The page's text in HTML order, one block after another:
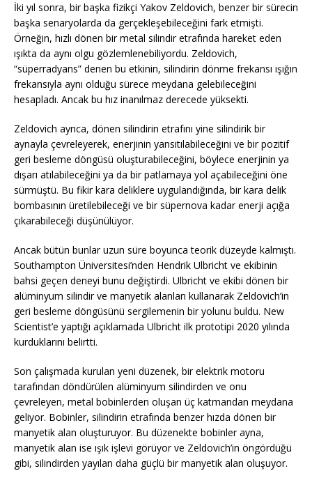
İki yıl sonra, bir başka fizikçi Yakov Zeldovich, benzer bir sürecin
başka senaryolarda da gerçekleşebileceğini fark etmişti.
Örneğin, hızlı dönen bir metal silindir etrafında hareket eden
ışıkta da aynı olgu gözlemlenebiliyordu. Zeldovich,
“süperradyans” denen bu etkinin, silindirin dönme frekansı ışığın
frekansıyla aynı olduğu sürece meydana gelebileceğini
hesapladı. Ancak bu hız inanılmaz derecede yüksekti.
Zeldovich ayrıca, dönen silindirin etrafını yine silindirik bir
aynayla çevreleyerek, enerjinin yansıtılabileceğini ve bir pozitif
geri besleme döngüsü oluşturabileceğini, böylece enerjinin ya
dışarı atılabileceğini ya da bir patlamaya yol açabileceğini öne
sürmüştü. Bu fikir kara deliklere uygulandığında, bir kara delik
bombasının üretilebileceği ve bir süpernova kadar enerji açığa
çıkarabileceği düşünülüyor.
Ancak bütün bunlar uzun süre boyunca teorik düzeyde kalmıştı.
Southampton Üniversitesi’nden Hendrik Ulbricht ve ekibinin
bahsi geçen deneyi bunu değiştirdi. Ulbricht ve ekibi dönen bir
alüminyum silindir ve manyetik alanları kullanarak Zeldovich’in
geri besleme döngüsünü sergilemenin bir yolunu buldu. New
Scientist’e yaptığı açıklamada Ulbricht ilk prototipi 2020 yılında
kurduklarını belirtti.
Son çalışmada kurulan yeni düzenek, bir elektrik motoru
tarafından döndürülen alüminyum silindirden ve onu
çevreleyen, metal bobinlerden oluşan üç katmandan meydana
geliyor. Bobinler, silindirin etrafında benzer hızda dönen bir
manyetik alan oluşturuyor. Bu düzenekte bobinler ayna,
manyetik alan ise ışık işlevi görüyor ve Zeldovich’in öngördüğü
gibi, silindirden yayılan daha güçlü bir manyetik alan oluşuyor.